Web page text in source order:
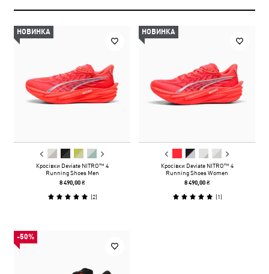
НОВИНКА
Кросівки Deviate NITRO™ 4
Running Shoes Men
8 490,00 ₴
(2)
НОВИНКА
Кросівки Deviate NITRO™ 4
Running Shoes Women
8 490,00 ₴
(1)
-50%